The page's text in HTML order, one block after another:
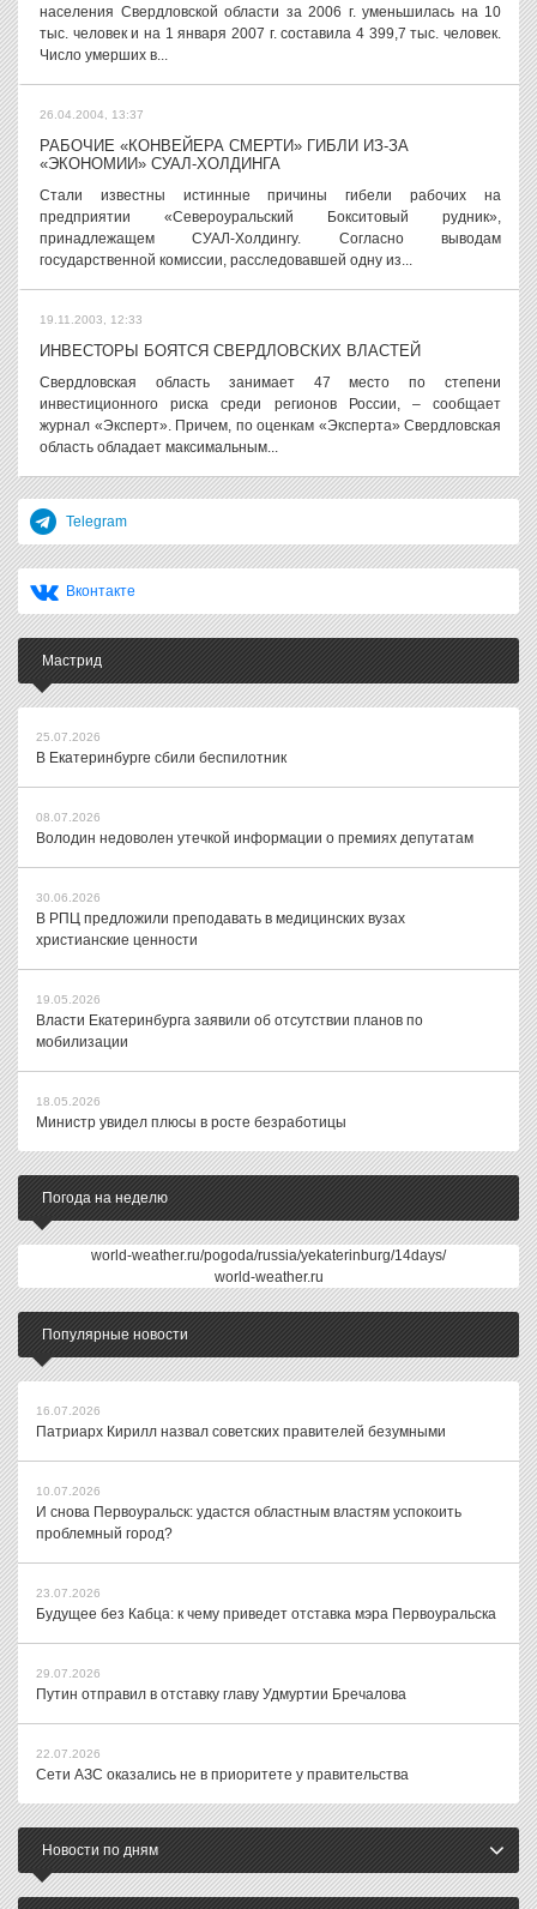
населения Свердловской области за 2006 г. уменьшилась на 10
тыс. человек и на 1 января 2007 г. составила 4 399,7 тыс. человек.
Число умерших в...
26.04.2004, 13:37
РАБОЧИЕ «КОНВЕЙЕРА СМЕРТИ» ГИБЛИ ИЗ-ЗА
«ЭКОНОМИИ» СУАЛ-ХОЛДИНГА
Стали известны истинные причины гибели рабочих на
предприятии «Североуральский Бокситовый рудник»,
принадлежащем СУАЛ-Холдингу. Согласно выводам
государственной комиссии, расследовавшей одну из...
19.11.2003, 12:33
ИНВЕСТОРЫ БОЯТСЯ СВЕРДЛОВСКИХ ВЛАСТЕЙ
Свердловская область занимает 47 место по степени
инвестиционного риска среди регионов России, – сообщает
журнал «Эксперт». Причем, по оценкам «Эксперта» Свердловская
область обладает максимальным...
Telegram
Вконтакте
Мастрид
25.07.2026
В Екатеринбурге сбили беспилотник
08.07.2026
Володин недоволен утечкой информации о премиях депутатам
30.06.2026
В РПЦ предложили преподавать в медицинских вузах
христианские ценности
19.05.2026
Власти Екатеринбурга заявили об отсутствии планов по
мобилизации
18.05.2026
Министр увидел плюсы в росте безработицы
Погода на неделю
world-weather.ru/pogoda/russia/yekaterinburg/14days/
world-weather.ru
Популярные новости
16.07.2026
Патриарх Кирилл назвал советских правителей безумными
10.07.2026
И снова Первоуральск: удастся областным властям успокоить
проблемный город?
23.07.2026
Будущее без Кабца: к чему приведет отставка мэра Первоуральска
29.07.2026
Путин отправил в отставку главу Удмуртии Бречалова
22.07.2026
Сети АЗС оказались не в приоритете у правительства
Новости по дням